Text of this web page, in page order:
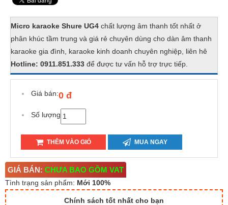
Micro karaoke Shure UG4 chất lượng âm thanh tốt nhất ở
phân khúc tầm trung và giá rẻ chuyên dùng cho dàn âm thanh
karaoke gia đình, karaoke kinh doanh chuyên nghiệp, liên hê
Hotline: 0911.851.333 để được tư vấn hỗ trợ trực tiếp.
Giá bán:0 đ
Số lượng
THÊM VÀO GIỎ MUA NGAY
GIÁ BÁN: CHƯA BAO GỒM VAT
Tình trạng sản phẩm: Mới 100%
Chính sách tốt nhất cho bạn